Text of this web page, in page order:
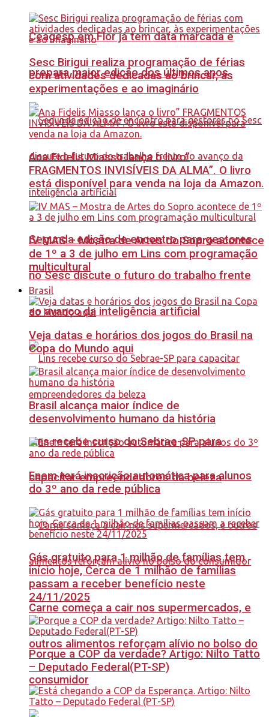
Ceagesp em Flor já tem data marcada e
prepara maior edição dos últimos anos
Segunda edição de encontro para gestores
no Sesc discute o futuro do trabalho frente
ao avanço da inteligência artificial
Lins recebe curso do Sebrae-SP para
capacitar empreendedores da beleza
Carne começa a cair nos supermercados, e
outros alimentos reforçam alívio no bolso do
consumidor
Sesc Birigui realiza programação de férias
com atividades dedicadas ao brincar, às
experimentações e ao imaginário
Ana Fidelis Miasso lança o livro”
FRAGMENTOS INVISÍVEIS DA ALMA”. O livro
está disponível para venda na loja da Amazon.
IV MAS – Mostra de Artes do Sopro acontece
de 1º a 3 de julho em Lins com programação
multicultural
Brasil
Veja datas e horários dos jogos do Brasil na
Copa do Mundo aqui
Brasil alcança maior índice de
desenvolvimento humano da história
Enem terá inscrição automática para alunos
do 3º ano da rede pública
Gás gratuito para 1 milhão de famílias tem
início hoje, Cerca de 1 milhão de famílias
passam a receber benefício neste
24/11/2025
Porque a COP da verdade? Artigo: Nilto Tatto
– Deputado Federal(PT-SP)